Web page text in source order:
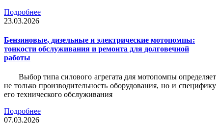
Подробнее
23.03.2026
Бензиновые, дизельные и электрические мотопомпы:
тонкости обслуживания и ремонта для долговечной
работы
Выбор типа силового агрегата для мотопомпы определяет
не только производительность оборудования, но и специфику
его технического обслуживания
Подробнее
07.03.2026